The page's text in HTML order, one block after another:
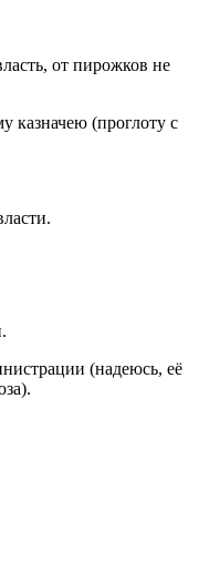
от пирожков не
казначею (проглоту с
(надеюсь, её